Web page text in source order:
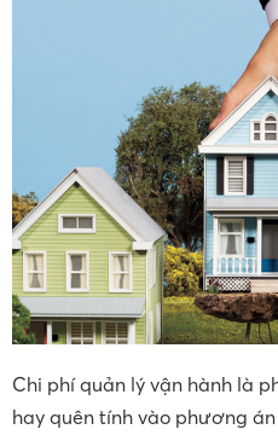
Chi phí quản lý vận hành là
hay quên tính vào phương